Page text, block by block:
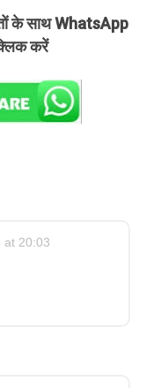
के साथ WhatsApp
करें
at 20:03